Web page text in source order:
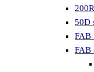
50D
FAB
FAB